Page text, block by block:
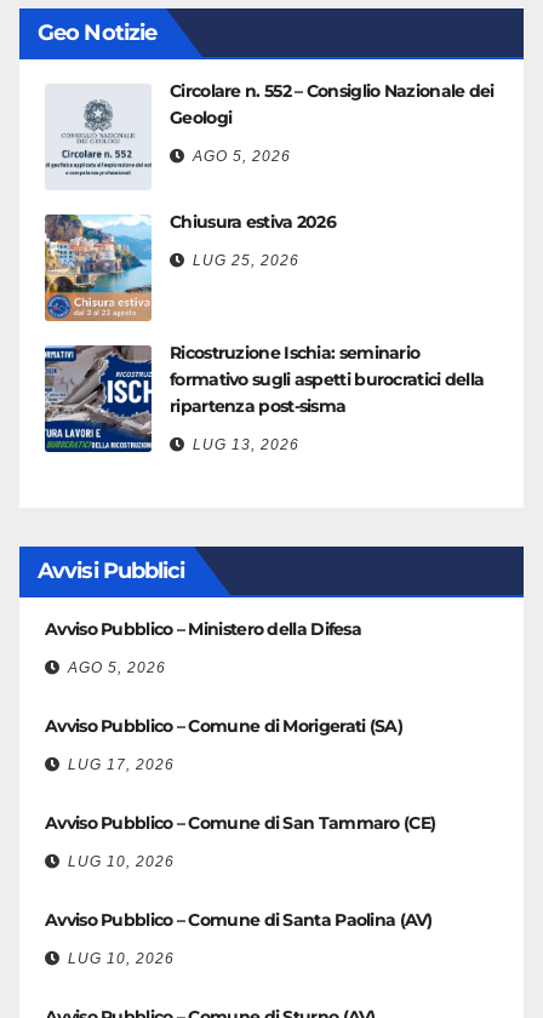
Geo Notizie
Circolare n. 552 – Consiglio Nazionale dei
Geologi
AGO 5, 2026
Chiusura estiva 2026
LUG 25, 2026
Ricostruzione Ischia: seminario
formativo sugli aspetti burocratici della
ripartenza post-sisma
LUG 13, 2026
Avvisi Pubblici
Avviso Pubblico – Ministero della Difesa
AGO 5, 2026
Avviso Pubblico – Comune di Morigerati (SA)
LUG 17, 2026
Avviso Pubblico – Comune di San Tammaro (CE)
LUG 10, 2026
Avviso Pubblico – Comune di Santa Paolina (AV)
LUG 10, 2026